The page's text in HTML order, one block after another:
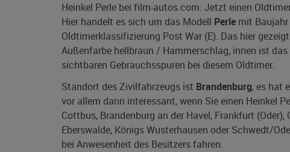
Heinkel Perle bei film-autos.com: Jetzt einen
Hier handelt es sich um das Modell Perle mit Baujahr
Oldtimerklassifizierung Post War (E). Das hier
Außenfarbe hellbraun / Hammerschlag, innen ist
sichtbaren Gebrauchsspuren bei diesem Oldtimer.
Standort des Zivilfahrzeugs ist Brandenburg, es hat
vor allem dann interessant, wenn Sie einen Heinkel
Cottbus, Brandenburg an der Havel, Frankfurt (Oder),
Eberswalde, Königs Wusterhausen oder Schwedt/
bei Anwesenheit des Besitzers fahren.